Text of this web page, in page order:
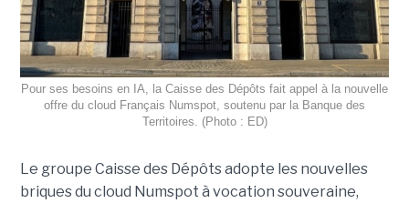
Pour ses besoins en IA, la Caisse des Dépôts fait appel à la nouvelle
offre du cloud Français Numspot, soutenu par la Banque des
Territoires. (Photo : ED)
Le groupe Caisse des Dépôts adopte les nouvelles
briques du cloud Numspot à vocation souveraine,